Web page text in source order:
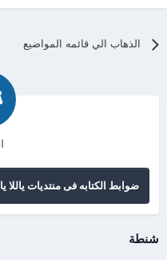
الذهاب الي قائمه المواضيع
ضوابط الكتابه فى منتديات ياللا
شنطة